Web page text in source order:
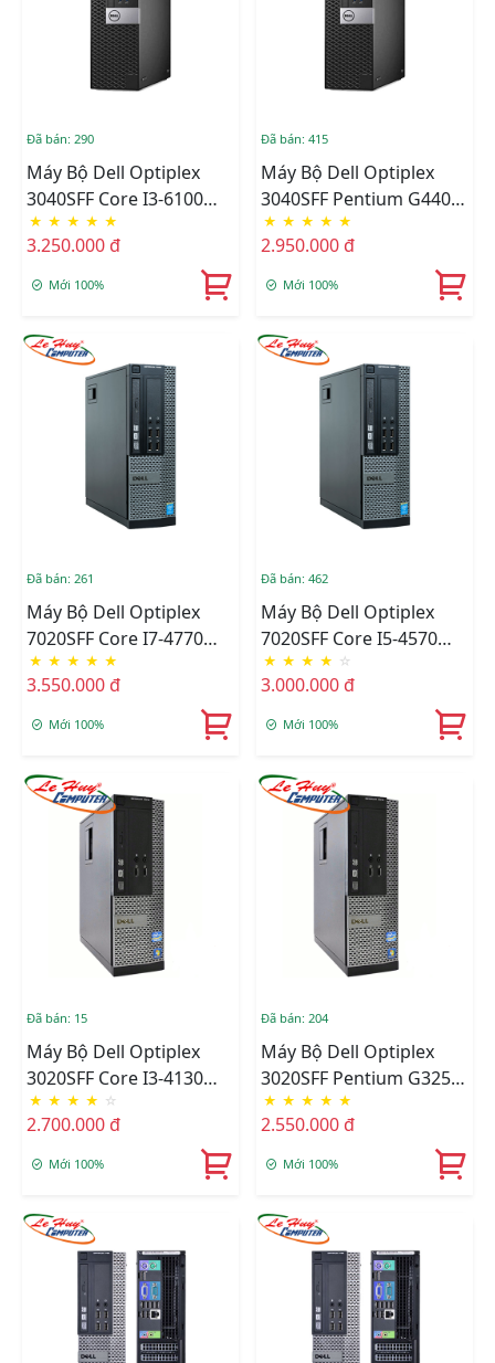
Đã bán: 290
Máy Bộ Dell Optiplex
3040SFF Core I3-6100
(3M/3.7Ghz), Ram 4GB,
HDD 500GB, DVD,Free
OS
★ ★ ★ ★ ★
3.250.000 đ
Mới 100%
Đã bán: 415
Máy Bộ Dell Optiplex
3040SFF Pentium G4400
(3M/3.3Ghz), Ram 4GB,
HDD 500GB, DVD,Free
OS
★ ★ ★ ★ ★
2.950.000 đ
Mới 100%
Đã bán: 261
Máy Bộ Dell Optiplex
7020SFF Core I7-4770
(8M/3.4Ghz), Ram 4GB,
HDD 500GB, DVD,Free
OS
★ ★ ★ ★ ★
3.550.000 đ
Mới 100%
Đã bán: 462
Máy Bộ Dell Optiplex
7020SFF Core I5-4570
(6M/3.2Ghz), Ram 4GB,
HDD 500GB, DVD,Free
OS
★ ★ ★ ★ ☆
3.000.000 đ
Mới 100%
Đã bán: 15
Máy Bộ Dell Optiplex
3020SFF Core I3-4130
(3M/3.4Ghz), Ram 4GB,
HDD 500GB, DVD,Free
OS
★ ★ ★ ★ ☆
2.700.000 đ
Mới 100%
Đã bán: 204
Máy Bộ Dell Optiplex
3020SFF Pentium G3250
(3M/3.2Ghz), Ram 4GB,
HDD 500GB, DVD,Free
OS
★ ★ ★ ★ ★
2.550.000 đ
Mới 100%